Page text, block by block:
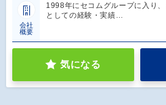
会社
概要
1998年にセコムグループに入り
としての経験・実績…
気になる